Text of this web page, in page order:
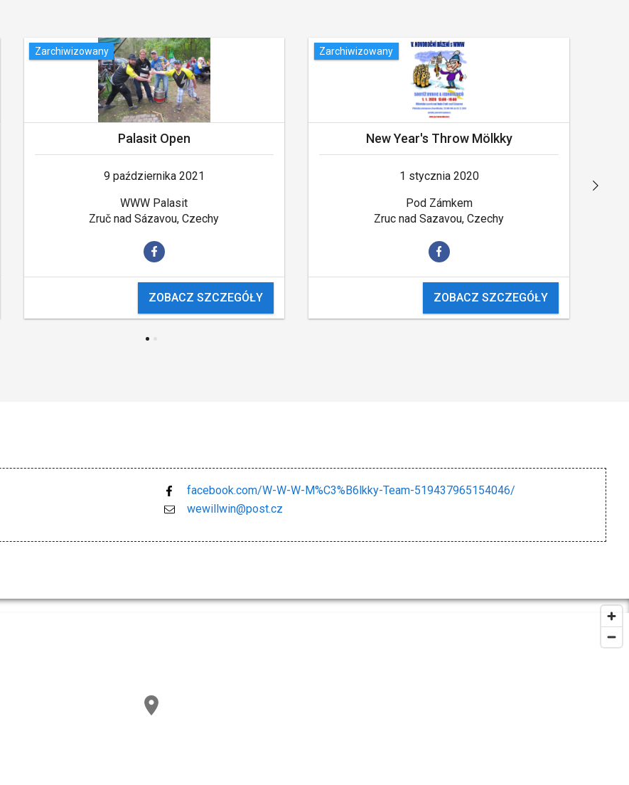
Zarchiwizowany
Palasit Open
9 października 2021
WWW Palasit
Zruč nad Sázavou, Czechy
ZOBACZ SZCZEGÓŁY
Zarchiwizowany
New Year's Throw Mölkky
1 stycznia 2020
Pod Zámkem
Zruc nad Sazavou, Czechy
ZOBACZ SZCZEGÓŁY
facebook.com/W-W-W-M%C3%B6lkky-Team-519437965154046/
wewillwin@post.cz